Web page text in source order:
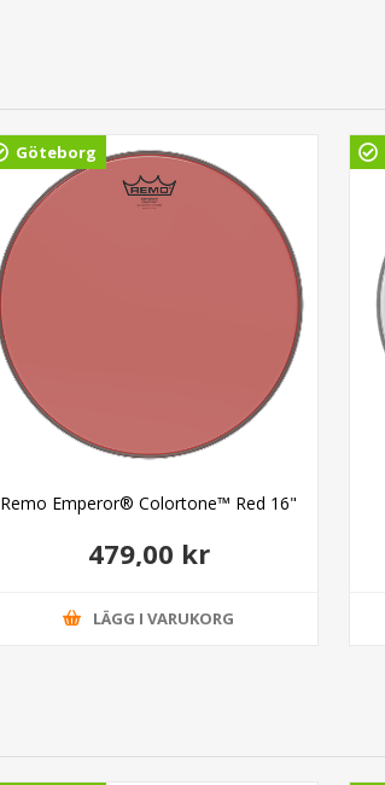
Göteborg
Remo Emperor® Colortone™ Red 16"
479,00 kr
LÄGG I VARUKORG